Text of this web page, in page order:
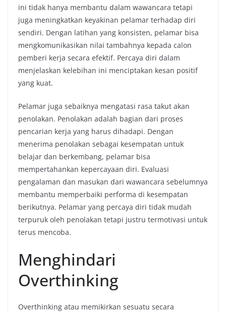
ini tidak hanya membantu dalam wawancara tetapi
juga meningkatkan keyakinan pelamar terhadap diri
sendiri. Dengan latihan yang konsisten, pelamar bisa
mengkomunikasikan nilai tambahnya kepada calon
pemberi kerja secara efektif. Percaya diri dalam
menjelaskan kelebihan ini menciptakan kesan positif
yang kuat.
Pelamar juga sebaiknya mengatasi rasa takut akan
penolakan. Penolakan adalah bagian dari proses
pencarian kerja yang harus dihadapi. Dengan
menerima penolakan sebagai kesempatan untuk
belajar dan berkembang, pelamar bisa
mempertahankan kepercayaan diri. Evaluasi
pengalaman dan masukan dari wawancara sebelumnya
membantu memperbaiki performa di kesempatan
berikutnya. Pelamar yang percaya diri tidak mudah
terpuruk oleh penolakan tetapi justru termotivasi untuk
terus mencoba.
Menghindari
Overthinking
Overthinking atau memikirkan sesuatu secara